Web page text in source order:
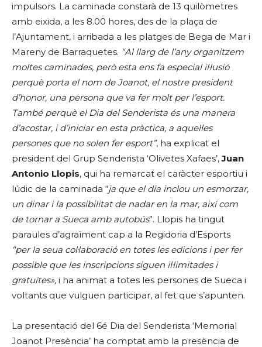
impulsors. La caminada constarà de 13 quilòmetres
amb eixida, a les 8.00 hores, des de la plaça de
l’Ajuntament, i arribada a les platges de Bega de Mar i
Mareny de Barraquetes. “Al llarg de l’any organitzem
moltes caminades, però esta ens fa especial il·lusió
perquè porta el nom de Joanot, el nostre president
d’honor, una persona que va fer molt per l’esport.
També perquè el Dia del Senderista és una manera
d’acostar, i d’iniciar en esta pràctica, a aquelles
persones que no solen fer esport”, ha explicat el
president del Grup Senderista ‘Olivetes Xafaes’,Juan
Antonio Llopis, qui ha remarcat el caràcter esportiu i
lúdic de la caminada “ja que el dia inclou un esmorzar,
un dinar i la possibilitat de nadar en la mar, així com
de tornar a Sueca amb autobús”. Llopis ha tingut
paraules d’agraïment cap a la Regidoria d’Esports
“per la seua col·laboració en totes les edicions i per fer
possible que les inscripcions siguen il·limitades i
gratuïtes», i ha animat a totes les persones de Sueca i
voltants que vulguen participar, al fet que s’apunten.
La presentació del 6é Dia del Senderista ‘Memorial
Joanot Presència’ ha comptat amb la presència de